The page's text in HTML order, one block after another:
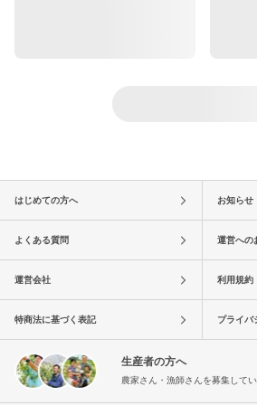
はじめての方へ お知らせ
よくある質問 運営への
運営会社 利用規約
特商法に基づく表記 プライバ
生産者の方へ
農家さん・漁師さんを募集して